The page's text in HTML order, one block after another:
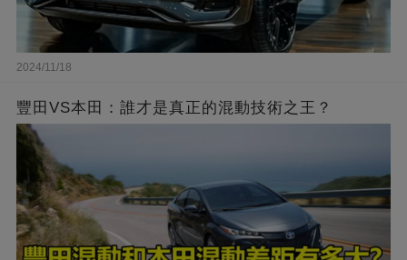
2024/11/18
豐田VS本田：誰才是真正的混動技術之王？